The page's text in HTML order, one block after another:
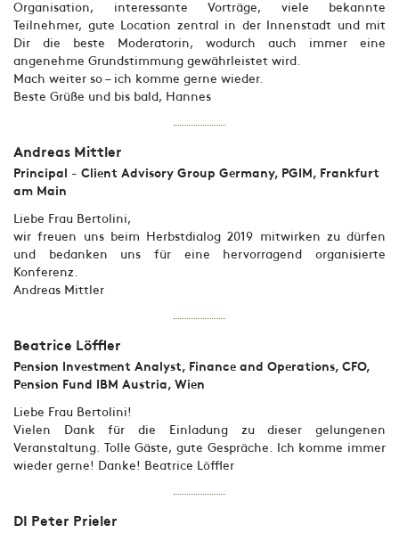
Organisation, interessante Vorträge, viele bekannte
Teilnehmer, gute Location zentral in der Innenstadt und mit
Dir die beste Moderatorin, wodurch auch immer eine
angenehme Grundstimmung gewährleistet wird.
Mach weiter so – ich komme gerne wieder.
Beste Grüße und bis bald, Hannes
Andreas Mittler
Principal - Client Advisory Group Germany, PGIM, Frankfurt
am Main
Liebe Frau Bertolini,
wir freuen uns beim Herbstdialog 2019 mitwirken zu dürfen
und bedanken uns für eine hervorragend organisierte
Konferenz.
Andreas Mittler
Beatrice Löffler
Pension Investment Analyst, Finance and Operations, CFO,
Pension Fund IBM Austria, Wien
Liebe Frau Bertolini!
Vielen Dank für die Einladung zu dieser gelungenen
Veranstaltung. Tolle Gäste, gute Gespräche. Ich komme immer
wieder gerne! Danke! Beatrice Löffler
DI Peter Prieler